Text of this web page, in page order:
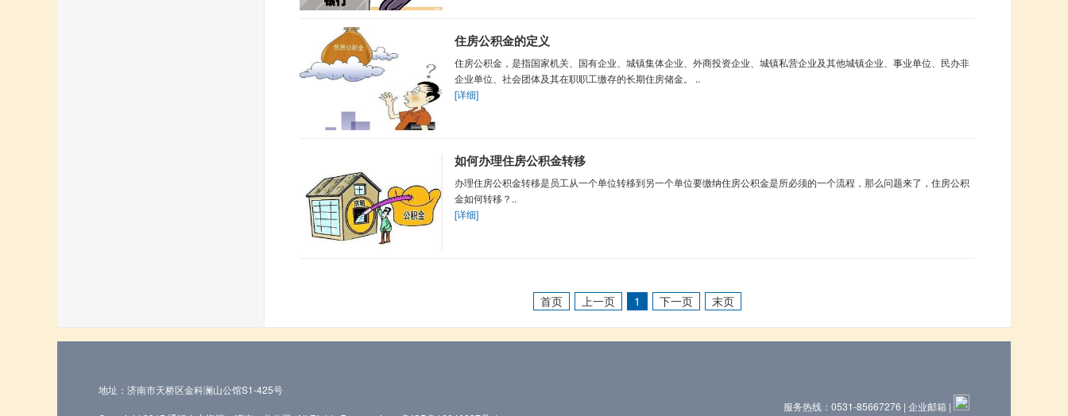
住房公积金的定义
住房公积金，是指国家机关、国有企业、城镇集体企业、外商投资企业、城镇私营企业及其他城镇企业、事业单位、民办非
企业单位、社会团体及其在职职工缴存的长期住房储金。 ..
[详细]
如何办理住房公积金转移
办理住房公积金转移是员工从一个单位转移到另一个单位要缴纳住房公积金是所必须的一个流程，那么问题来了，住房公积
金如何转移？..
[详细]
首页 上一页 1 下一页 末页
地址：济南市天桥区金科澜山公馆S1-425号
服务热线：0531-85667276 | 企业邮箱 |